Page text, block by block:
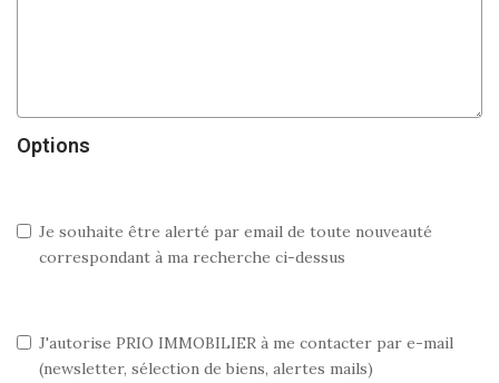
Options
Je souhaite être alerté par email de toute nouveauté
correspondant à ma recherche ci-dessus
J'autorise PRIO IMMOBILIER à me contacter par e-mail
(newsletter, sélection de biens, alertes mails)